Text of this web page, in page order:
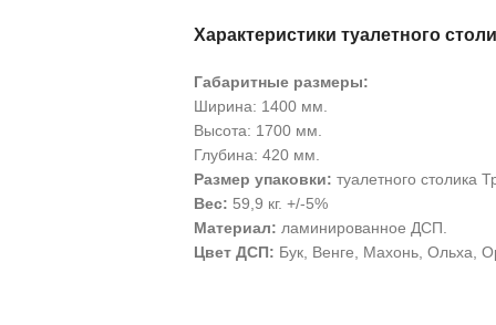
Характеристики туалетного
Габаритные размеры:
Ширина: 1400 мм.
Высота: 1700 мм.
Глубина: 420 мм.
Размер упаковки: туалетного столика
Вес: 59,9 кг. +/-5%
Материал: ламинированное ДСП.
Цвет ДСП: Бук, Венге, Махонь, Ольха,